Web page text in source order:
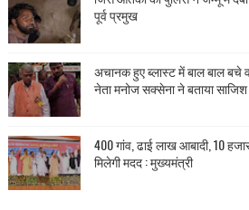
पूर्व प्रमुख
अचानक हुए ब्लास्ट में बाल बाल
नेता मनोज सक्सेना ने बताया साजिश
400 गांव, ढाई लाख आबादी, 10
मिलेगी मदद : मुख्यमंत्री